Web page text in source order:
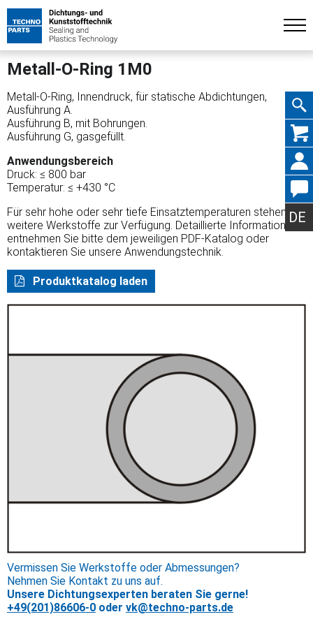
DE
Metall-O-Ring 1M0
Metall-O-Ring, Innendruck, für statische Abdichtungen,
Ausführung A.
Ausführung B, mit Bohrungen.
Ausführung G, gasgefüllt.
Anwendungsbereich
Druck: ≤ 800 bar
Temperatur: ≤ +430 °C
Für sehr hohe oder sehr tiefe Einsatztemperaturen stehen
weitere Werkstoffe zur Verfügung. Detaillierte Informationen
entnehmen Sie bitte dem jeweiligen PDF-Katalog oder
kontaktieren Sie unsere Anwendungstechnik.
Produktkatalog laden
Vermissen Sie Werkstoffe oder Abmessungen?
Nehmen Sie Kontakt zu uns auf.
Unsere Dichtungsexperten beraten Sie gerne!
+49(201)86606-0 oder vk@techno-parts.de